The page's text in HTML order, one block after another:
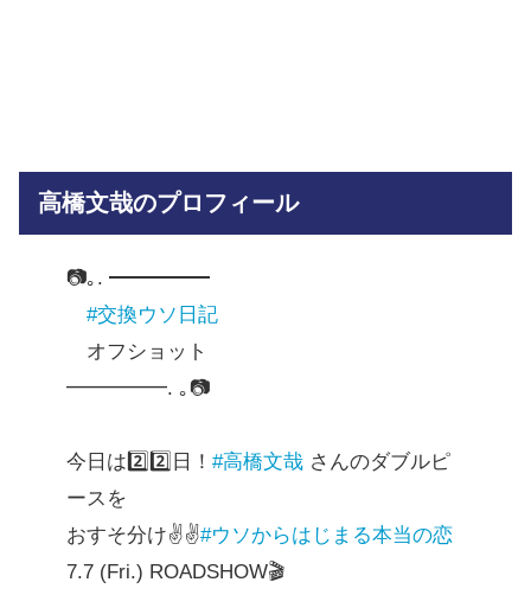
高橋文哉のプロフィール
📷｡. ━━━━━
#交換ウソ日記
オフショット
━━━━━. ｡📷
今日は2️⃣2️⃣日！ #高橋文哉 さんのダブルピ
ースを
おすそ分け✌✌#ウソからはじまる本当の恋
7.7 (Fri.) ROADSHOW🎬